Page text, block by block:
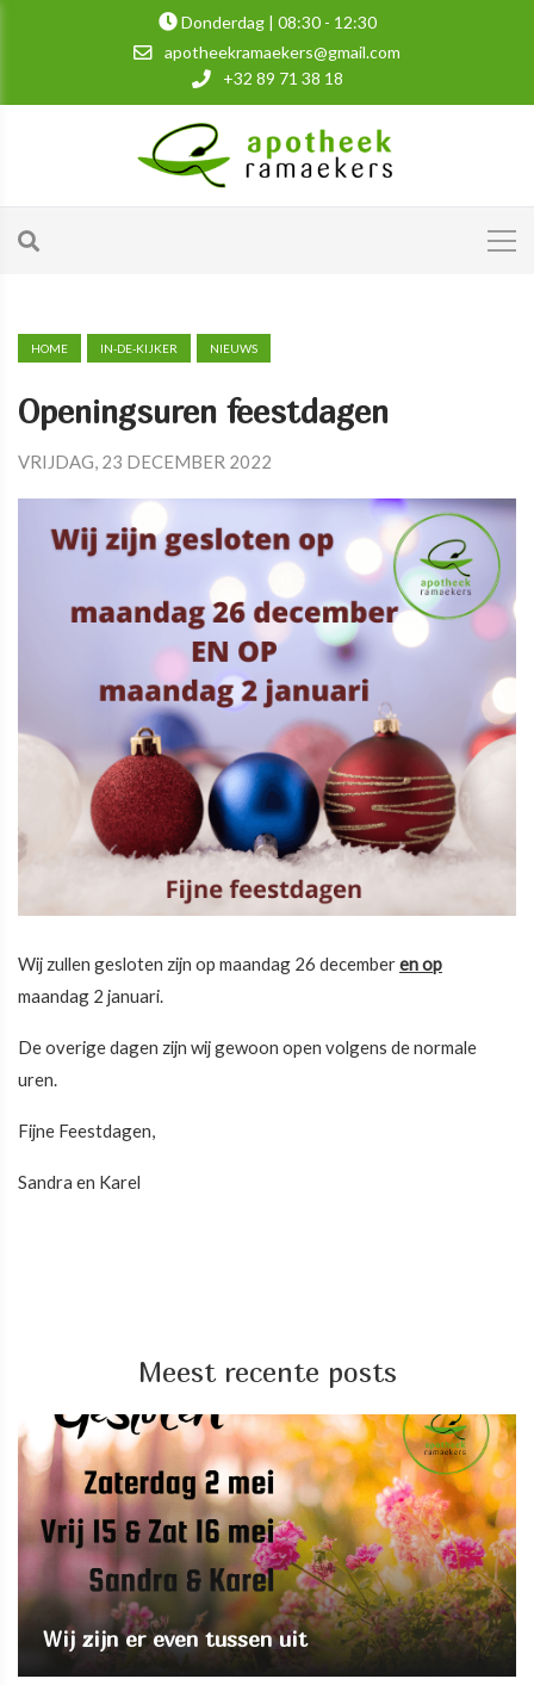
Donderdag | 08:30 - 12:30
apotheekramaekers@gmail.com
+32 89 71 38 18
HOME IN-DE-KIJKER NIEUWS
Openingsuren feestdagen
VRIJDAG, 23 DECEMBER 2022
Wij zullen gesloten zijn op maandag 26 decemberen op
maandag 2 januari.
De overige dagen zijn wij gewoon open volgens de normale
uren.
Fijne Feestdagen,
Sandra en Karel
Meest recente posts
Wij zijn er even tussen uit